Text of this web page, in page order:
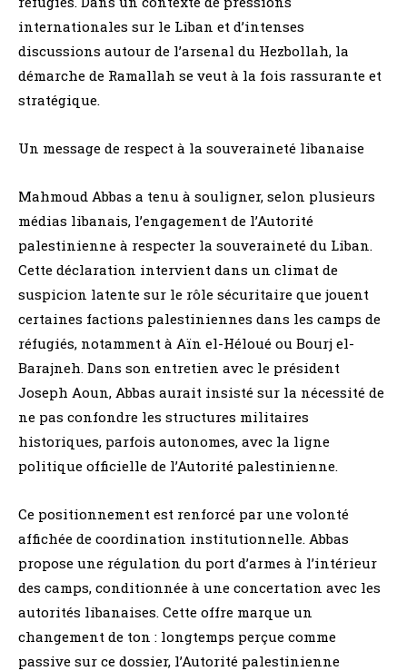
internationales sur le Liban et d’intenses
discussions autour de l’arsenal du Hezbollah, la
démarche de Ramallah se veut à la fois rassurante et
stratégique.
Un message de respect à la souveraineté libanaise
Mahmoud Abbas a tenu à souligner, selon plusieurs
médias libanais, l’engagement de l’Autorité
palestinienne à respecter la souveraineté du Liban.
Cette déclaration intervient dans un climat de
suspicion latente sur le rôle sécuritaire que jouent
certaines factions palestiniennes dans les camps de
réfugiés, notamment à Aïn el-Héloué ou Bourj el-
Barajneh. Dans son entretien avec le président
Joseph Aoun, Abbas aurait insisté sur la nécessité de
ne pas confondre les structures militaires
historiques, parfois autonomes, avec la ligne
politique officielle de l’Autorité palestinienne.
Ce positionnement est renforcé par une volonté
affichée de coordination institutionnelle. Abbas
propose une régulation du port d’armes à l’intérieur
des camps, conditionnée à une concertation avec les
autorités libanaises. Cette offre marque un
changement de ton : longtemps perçue comme
passive sur ce dossier, l’Autorité palestinienne